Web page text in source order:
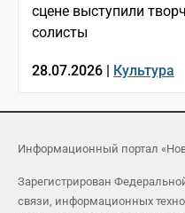
сцене выступили
солисты
28.07.2026 | Культура
Информационный портал
Зарегистрирован
связи, информационных